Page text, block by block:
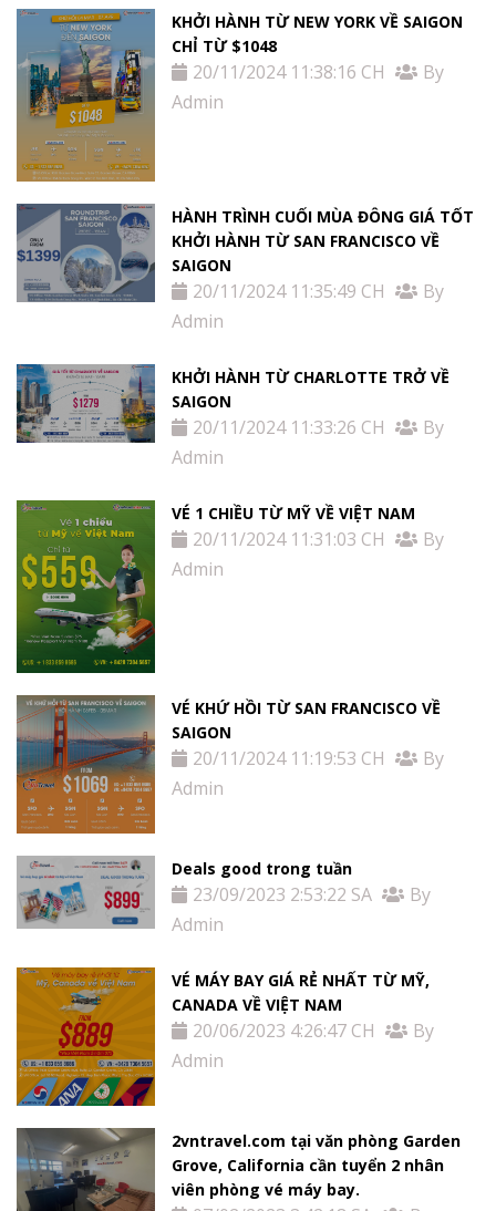
KHỞI HÀNH TỪ NEW YORK VỀ SAIGON
CHỈ TỪ $1048
20/11/2024 11:38:16 CH
By
Admin
HÀNH TRÌNH CUỐI MÙA ĐÔNG GIÁ TỐT
KHỞI HÀNH TỪ SAN FRANCISCO VỀ
SAIGON
20/11/2024 11:35:49 CH
By
Admin
KHỞI HÀNH TỪ CHARLOTTE TRỞ VỀ
SAIGON
20/11/2024 11:33:26 CH
By
Admin
VÉ 1 CHIỀU TỪ MỸ VỀ VIỆT NAM
20/11/2024 11:31:03 CH
By
Admin
VÉ KHỨ HỒI TỪ SAN FRANCISCO VỀ
SAIGON
20/11/2024 11:19:53 CH
By
Admin
Deals good trong tuần
23/09/2023 2:53:22 SA
By
Admin
VÉ MÁY BAY GIÁ RẺ NHẤT TỪ MỸ,
CANADA VỀ VIỆT NAM
20/06/2023 4:26:47 CH
By
Admin
2vntravel.com tại văn phòng Garden
Grove, California cần tuyển 2 nhân
viên phòng vé máy bay.